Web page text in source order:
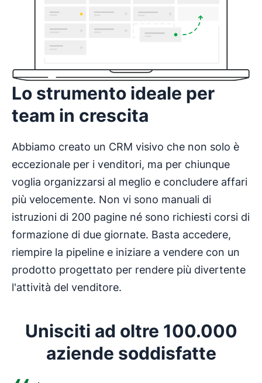
Lo strumento ideale per
team in crescita
Abbiamo creato un CRM visivo che non solo è
eccezionale per i venditori, ma per chiunque
voglia organizzarsi al meglio e concludere affari
più velocemente. Non vi sono manuali di
istruzioni di 200 pagine né sono richiesti corsi di
formazione di due giornate. Basta accedere,
riempire la pipeline e iniziare a vendere con un
prodotto progettato per rendere più divertente
l'attività del venditore.
Unisciti ad oltre 100.000
aziende soddisfatte